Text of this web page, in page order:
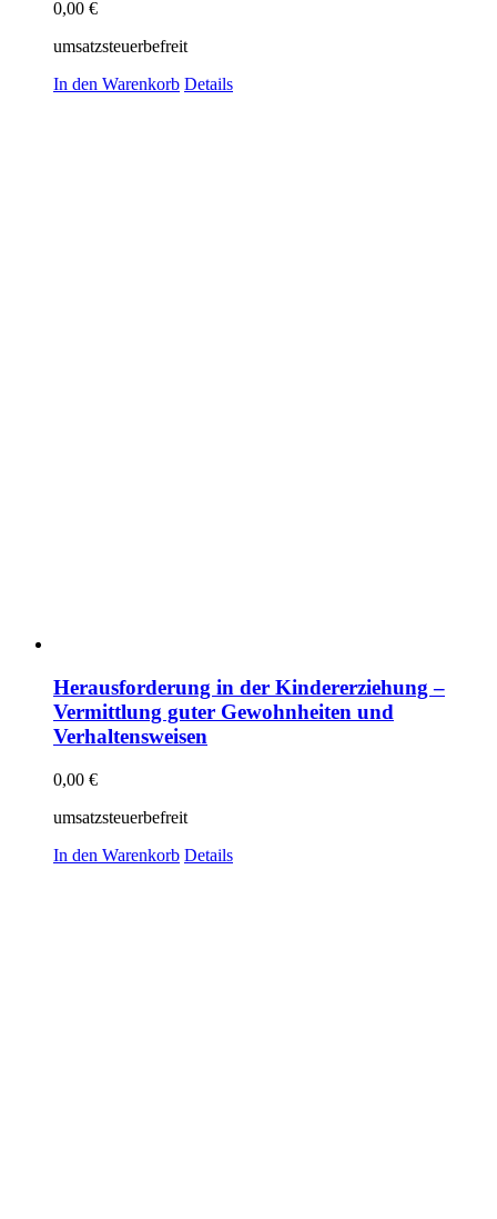
0,00 €
umsatzsteuerbefreit
In den Warenkorb Details
Herausforderung in der Kindererziehung –
Vermittlung guter Gewohnheiten und
Verhaltensweisen
0,00 €
umsatzsteuerbefreit
In den Warenkorb Details